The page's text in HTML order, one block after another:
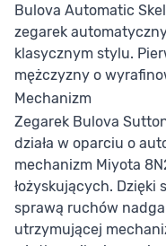
Bulova Automatic
zegarek
klasycznym stylu.
mężczyzny o
Mechanizm
Zegarek Bulova
działa w oparciu o
mechanizm Miyota
łożyskujących. Dzięki
sprawą ruchów
utrzymującej